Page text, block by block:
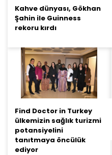
Kahve dünyası, Gökhan
Şahin ile Guinness
rekoru kırdı
Find Doctor in Turkey
ülkemizin sağlık turizmi
potansiyelini
tanıtmaya öncülük
ediyor